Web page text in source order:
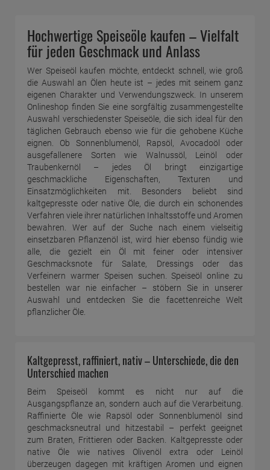
Hochwertige Speiseöle kaufen – Vielfalt
für jeden Geschmack und Anlass
Wer Speiseöl kaufen möchte, entdeckt schnell, wie groß
die Auswahl an Ölen heute ist – jedes mit seinem ganz
eigenen Charakter und Verwendungszweck. In unserem
Onlineshop finden Sie eine sorgfältig zusammengestellte
Auswahl verschiedenster Speiseöle, die sich ideal für den
täglichen Gebrauch ebenso wie für die gehobene Küche
eignen. Ob Sonnenblumenöl, Rapsöl, Avocadoöl oder
ausgefallenere Sorten wie Walnussöl, Leinöl oder
Traubenkernöl – jedes Öl bringt einzigartige
geschmackliche Eigenschaften, Texturen und
Einsatzmöglichkeiten mit. Besonders beliebt sind
kaltgepresste oder native Öle, die durch ein schonendes
Verfahren viele ihrer natürlichen Inhaltsstoffe und Aromen
bewahren. Wer auf der Suche nach einem vielseitig
einsetzbaren Pflanzenöl ist, wird hier ebenso fündig wie
alle, die gezielt ein Öl mit feiner oder intensiver
Geschmacksnote für Salate, Dressings oder das
Verfeinern warmer Speisen suchen. Speiseöl online zu
bestellen war nie einfacher – stöbern Sie in unserer
Auswahl und entdecken Sie die facettenreiche Welt
pflanzlicher Öle.
Kaltgepresst, raffiniert, nativ – Unterschiede, die den
Unterschied machen
Beim Speiseöl kommt es nicht nur auf die
Ausgangspflanze an, sondern auch auf die Verarbeitung.
Raffinierte Öle wie Rapsöl oder Sonnenblumenöl sind
geschmacksneutral und hitzestabil – perfekt geeignet
zum Braten, Frittieren oder Backen. Kaltgepresste oder
native Öle wie natives Olivenöl extra oder Leinöl
überzeugen dagegen mit kräftigen Aromen und eignen